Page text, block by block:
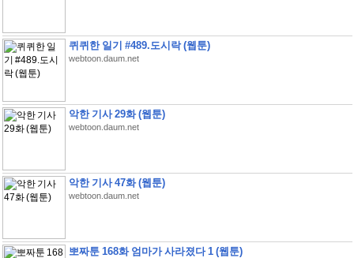
퀴퀴한 일기 #489.도시락 (웹툰)
webtoon.daum.net
악한 기사 29화 (웹툰)
webtoon.daum.net
악한 기사 47화 (웹툰)
webtoon.daum.net
뽀짜툰 168화 엄마가 사라졌다 1 (웹툰)